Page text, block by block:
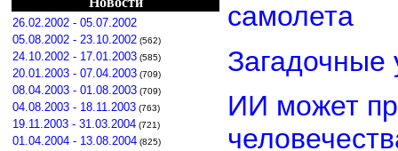
26.02.2002 - 05.07.2002
05.08.2002 - 23.10.2002 (562)
24.10.2002 - 17.01.2003 (585)
20.01.2003 - 07.04.2003 (709)
08.04.2003 - 01.08.2003 (709)
04.08.2003 - 18.11.2003 (763)
19.11.2003 - 31.03.2004 (721)
01.04.2004 - 13.08.2004 (825)
самолета
Загадочные
ИИ может